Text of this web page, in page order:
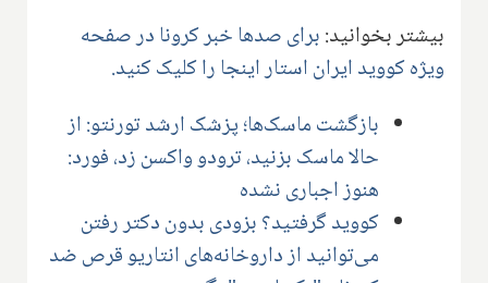
بیشتر بخوانید:برای صدها خبر کرونا در صفحه
ویژه کووید ایران استار اینجا را کلیک کنید.
بازگشت ماسک‌ها؛ پزشک ارشد تورنتو: از
حالا ماسک بزنید، ترودو واکسن زد، فورد‌:
هنوز اجباری نشده
کووید گرفتید؟ بزودی بدون دکتر رفتن
می‌توانید از داروخانه‌های انتاریو قرص ضد